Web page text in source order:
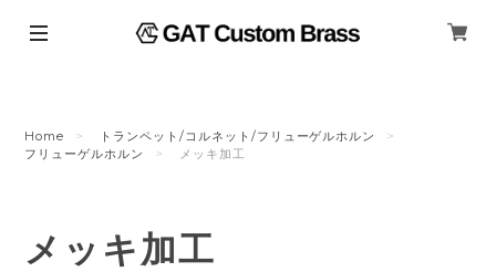
Home
トランペット/コルネット/フリューゲルホルン
フリューゲルホルン
メッキ加工
メッキ加工